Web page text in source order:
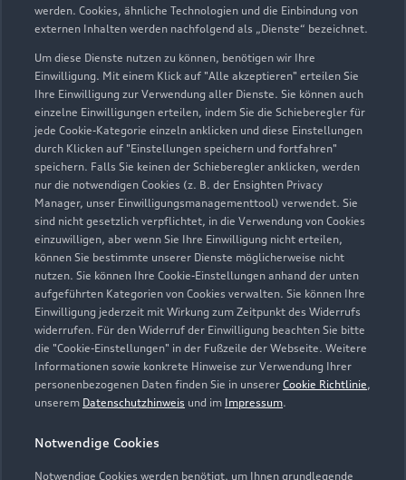
werden. Cookies, ähnliche Technologien und die Einbindung von
externen Inhalten werden nachfolgend als „Dienste“ bezeichnet.
Um diese Dienste nutzen zu können, benötigen wir Ihre
Einwilligung. Mit einem Klick auf "Alle akzeptieren" erteilen Sie
Ihre Einwilligung zur Verwendung aller Dienste. Sie können auch
einzelne Einwilligungen erteilen, indem Sie die Schieberegler für
jede Cookie-Kategorie einzeln anklicken und diese Einstellungen
durch Klicken auf "Einstellungen speichern und fortfahren"
speichern. Falls Sie keinen der Schieberegler anklicken, werden
nur die notwendigen Cookies (z. B. der Ensighten Privacy
Manager, unser Einwilligungsmanagementtool) verwendet. Sie
sind nicht gesetzlich verpflichtet, in die Verwendung von Cookies
einzuwilligen, aber wenn Sie Ihre Einwilligung nicht erteilen,
können Sie bestimmte unserer Dienste möglicherweise nicht
nutzen. Sie können Ihre Cookie-Einstellungen anhand der unten
aufgeführten Kategorien von Cookies verwalten. Sie können Ihre
Einwilligung jederzeit mit Wirkung zum Zeitpunkt des Widerrufs
widerrufen. Für den Widerruf der Einwilligung beachten Sie bitte
die "Cookie-Einstellungen" in der Fußzeile der Webseite. Weitere
Informationen sowie konkrete Hinweise zur Verwendung Ihrer
personenbezogenen Daten finden Sie in unserer Cookie Richtlinie,
unserem Datenschutzhinweis und im Impressum.
Notwendige Cookies
Notwendige Cookies werden benötigt, um Ihnen grundlegende
Zur Inspektion